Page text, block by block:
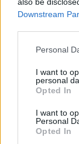
Downstream
Personal
I want to
personal
Opted In
I want to
Personal
Opted In